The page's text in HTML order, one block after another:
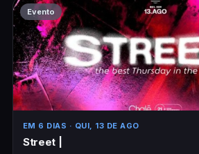
Evento
EM 6 DIAS · QUI, 13 DE AGO
Street |